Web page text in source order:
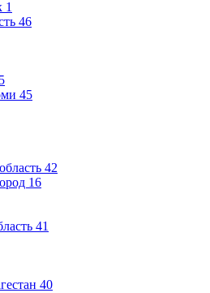
1
46
45
42
16
41
40